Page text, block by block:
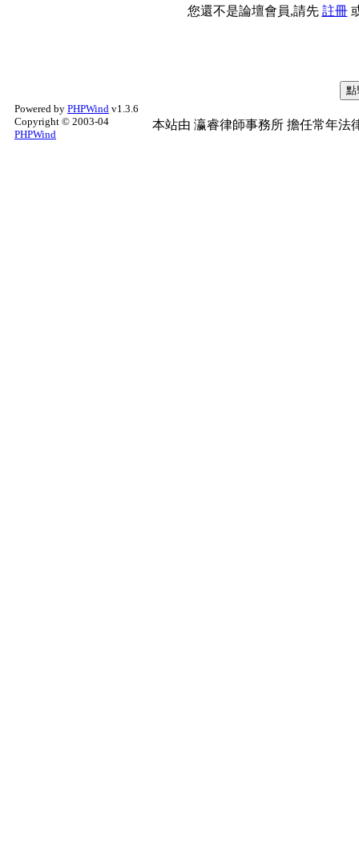
您還不是論壇會員,請先 註冊
Powered by PHPWind v1.3.6
Copyright © 2003-04
PHPWind
本站由 瀛睿律師事務所 擔任常年法